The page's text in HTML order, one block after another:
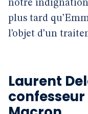
notre
plus tard
l’objet d’un
Laurent
confesseur